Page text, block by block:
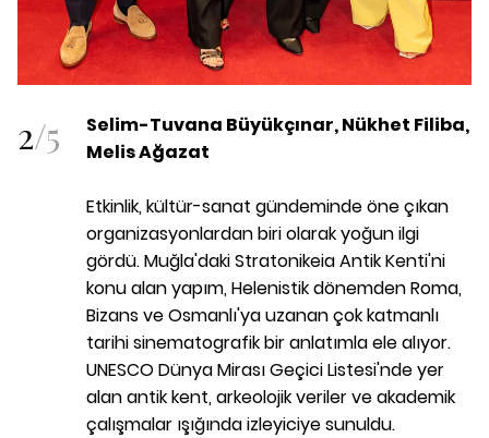
2/5
Selim-Tuvana Büyükçınar, Nükhet Filiba,
Melis Ağazat
Etkinlik, kültür-sanat gündeminde öne çıkan
organizasyonlardan biri olarak yoğun ilgi
gördü. Muğla'daki Stratonikeia Antik Kenti'ni
konu alan yapım, Helenistik dönemden Roma,
Bizans ve Osmanlı'ya uzanan çok katmanlı
tarihi sinematografik bir anlatımla ele alıyor.
UNESCO Dünya Mirası Geçici Listesi'nde yer
alan antik kent, arkeolojik veriler ve akademik
çalışmalar ışığında izleyiciye sunuldu.